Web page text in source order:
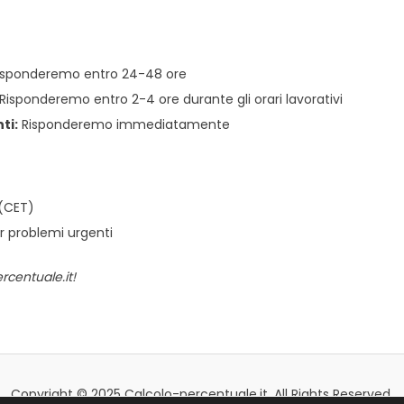
entro 24-48 ore
entro 2-4 ore durante gli orari lavorativi
Risponderemo immediatamente
problemi urgenti
Copyright © 2025 Calcolo-percentuale.it. All Rights Reserved.